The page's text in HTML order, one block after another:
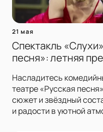
21 мая
Спектакль
песня»: летняя
Насладитесь
театре «Русская
сюжет и звёздный
и радости в уютной